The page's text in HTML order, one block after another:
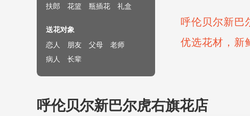
呼伦贝尔新巴
优选花材，新
扶郎
花篮 瓶插花 礼盒
送花对象
恋人
朋友 父母
老师
病人
长辈
呼伦贝尔新巴尔虎右旗花店